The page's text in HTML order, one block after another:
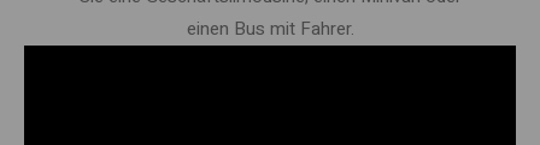
einen Bus mit Fahrer.